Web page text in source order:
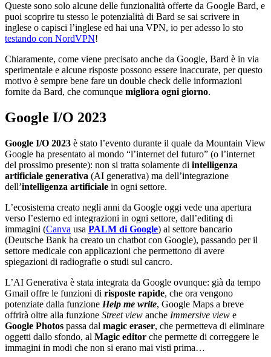
Queste sono solo alcune delle funzionalità offerte da Google Bard, e
puoi scoprire tu stesso le potenzialità di Bard se sai scrivere in
inglese o capisci l’inglese ed hai una VPN, io per adesso lo sto
testando con NordVPN!
Chiaramente, come viene precisato anche da Google, Bard è in via
sperimentale e alcune risposte possono essere inaccurate, per questo
motivo è sempre bene fare un double check delle informazioni
fornite da Bard, che comunque migliora ogni giorno.
Google I/O 2023
Google I/O 2023 è stato l’evento durante il quale da Mountain View
Google ha presentato al mondo “l’internet del futuro” (o l’internet
del prossimo presente): non si tratta solamente di intelligenza
artificiale generativa (AI generativa) ma dell’integrazione
dell’intelligenza artificiale in ogni settore.
L’ecosistema creato negli anni da Google oggi vede una apertura
verso l’esterno ed integrazioni in ogni settore, dall’editing di
immagini (Canva usa PALM di Google) al settore bancario
(Deutsche Bank ha creato un chatbot con Google), passando per il
settore medicale con applicazioni che permettono di avere
spiegazioni di radiografie o studi sul cancro.
L’AI Generativa è stata integrata da Google ovunque: già da tempo
Gmail offre le funzioni di risposte rapide, che ora vengono
potenziate dalla funzione Help me write, Google Maps a breve
offrirà oltre alla funzione Street view anche Immersive view e
Google Photos passa dal magic eraser, che permetteva di eliminare
oggetti dallo sfondo, al Magic editor che permette di correggere le
immagini in modi che non si erano mai visti prima…